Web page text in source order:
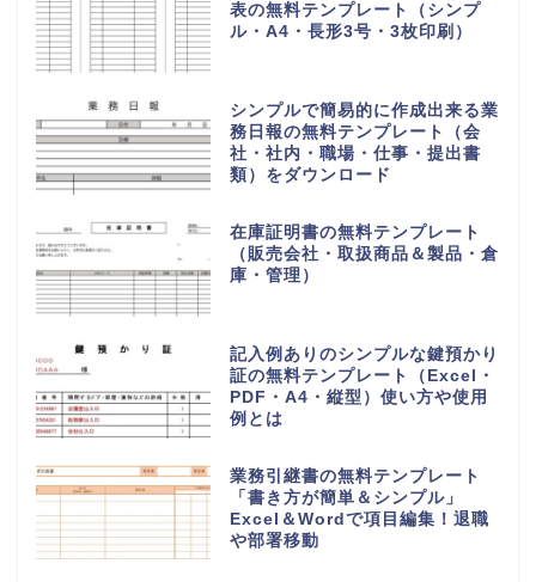
表の無料テンプレート（シンプ
ル・A4・長形3号・3枚印刷）
シンプルで簡易的に作成出来る業
務日報の無料テンプレート（会
社・社内・職場・仕事・提出書
類）をダウンロード
在庫証明書の無料テンプレート
（販売会社・取扱商品＆製品・倉
庫・管理）
記入例ありのシンプルな鍵預かり
証の無料テンプレート（Excel・
PDF・A4・縦型）使い方や使用
例とは
業務引継書の無料テンプレート
「書き方が簡単＆シンプル」
Excel＆Wordで項目編集！退職
や部署移動